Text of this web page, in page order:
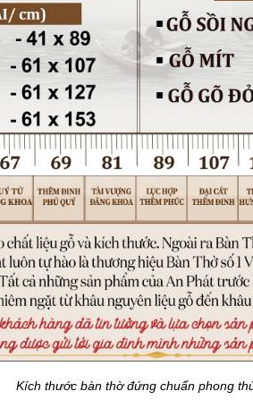
Kích thước bàn thờ đứng chuẩn phong